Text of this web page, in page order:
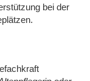
bei der